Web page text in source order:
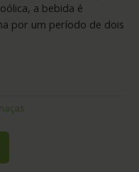
a bebida é
por um período de dois